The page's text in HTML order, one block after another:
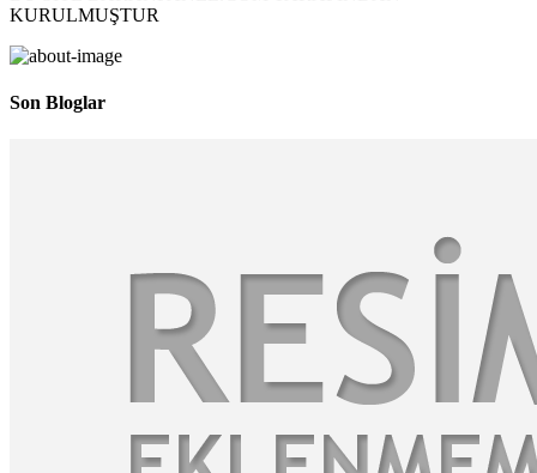
KURULMUŞTUR
Son Bloglar